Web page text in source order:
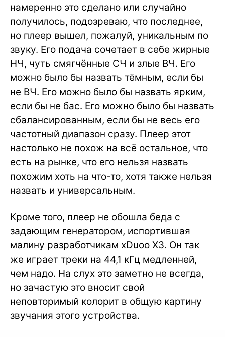
намеренно это сделано или случайно
получилось, подозреваю, что последнее,
но плеер вышел, пожалуй, уникальным по
звуку. Его подача сочетает в себе жирные
НЧ, чуть смягчённые СЧ и злые ВЧ. Его
можно было бы назвать тёмным, если бы
не ВЧ. Его можно было бы назвать ярким,
если бы не бас. Его можно было бы назвать
сбалансированным, если бы не весь его
частотный диапазон сразу. Плеер этот
настолько не похож на всё остальное, что
есть на рынке, что его нельзя назвать
похожим хоть на что-то, хотя также нельзя
назвать и универсальным.
Кроме того, плеер не обошла беда с
задающим генератором, испортившая
малину разработчикам xDuoo X3. Он так
же играет треки на 44,1 кГц медленней,
чем надо. На слух это заметно не всегда,
но зачастую это вносит свой
неповторимый колорит в общую картину
звучания этого устройства.